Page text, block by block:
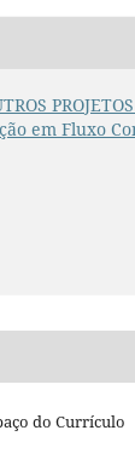
em Fluxo
do Currículo